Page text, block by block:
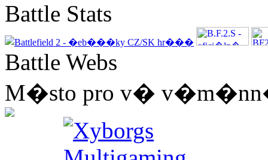
Battle Stats
Battle Webs
M�sto pro v� v�m�nn�